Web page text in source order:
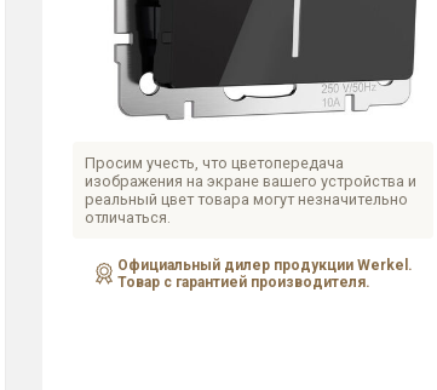
Просим учесть, что цветопередача
изображения на экране вашего устройства и
реальный цвет товара могут незначительно
отличаться.
Официальный дилер продукции Werkel.
Товар с гарантией производителя.